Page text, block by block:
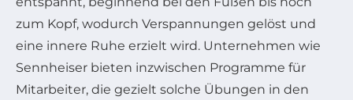
zum Kopf, wodurch Verspannungen gelöst und
eine innere Ruhe erzielt wird. Unternehmen wie
Sennheiser bieten inzwischen Programme für
Mitarbeiter, die gezielt solche Übungen in den